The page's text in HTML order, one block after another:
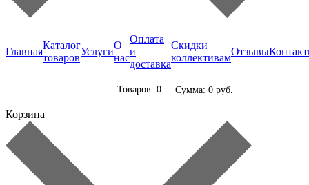
Главная
Каталог
товаров
Услуги
О
нас
Оплата
и
доставка
Скидки
коллективам
Отзывы
Товаров: 0 Сумма: 0 руб.
Корзина